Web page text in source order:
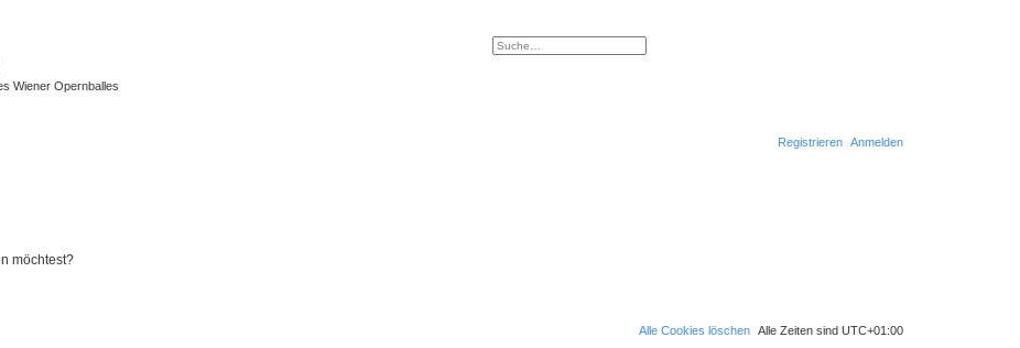
Wiener Opernballes
Suche
Erweiterte Suche
Anmelden
Registrieren
möchtest?
Alle Zeiten sind UTC+01:00
Alle Cookies löschen